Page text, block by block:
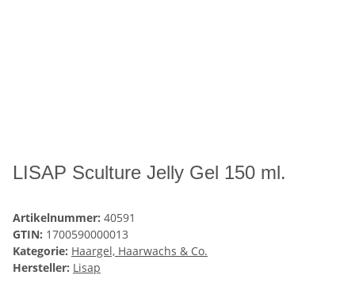
LISAP Sculture Jelly Gel 150 ml.
Artikelnummer: 40591
GTIN: 1700590000013
Kategorie: Haargel, Haarwachs & Co.
Hersteller: Lisap